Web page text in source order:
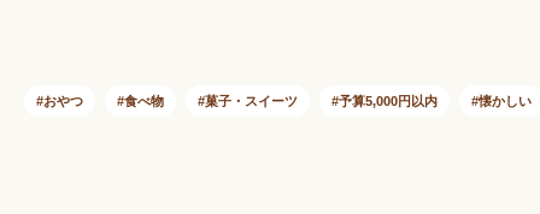
カットボンボン 果汁
おやつ 食べ物 菓子・スイーツ 予算5,000円以内 懐かしい